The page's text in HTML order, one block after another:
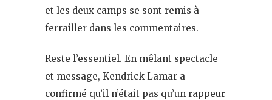
et les deux camps se sont remis à
ferrailler dans les commentaires.
Reste l’essentiel. En mêlant spectacle
et message, Kendrick Lamar a
confirmé qu’il n’était pas qu’un rappeur